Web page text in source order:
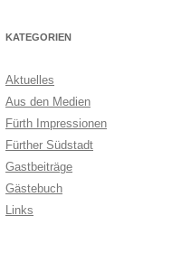
KATEGORIEN
Aktuelles
Aus den Medien
Fürth Impressionen
Fürther Südstadt
Gastbeiträge
Gästebuch
Links